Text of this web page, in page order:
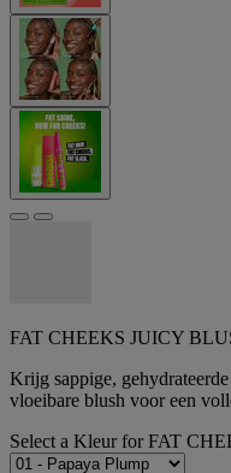
FAT CHEEKS JUICY
Krijg sappige,
vloeibare blush voor een
Select a Kleurfor FAT